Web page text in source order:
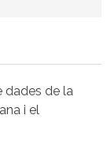
dades de la
i el